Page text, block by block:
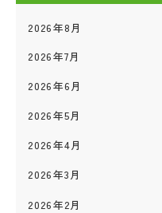
2026年8月
2026年7月
2026年6月
2026年5月
2026年4月
2026年3月
2026年2月